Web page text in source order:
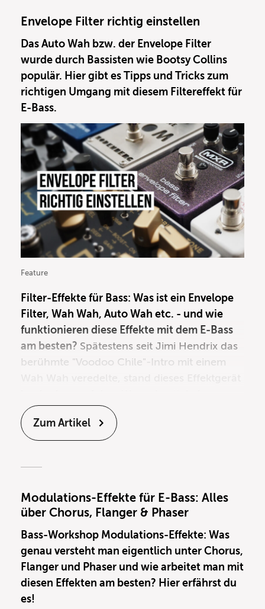
besitzen, aber oftmals gar nicht so genau
wissen, wie diese arbeiten und wie man sie
sinnvoll einstellen kann. Viel Potenzial, für
das man eine Menge Geld bezahlt hat, bleibt
auf diese Weise leider auf der Strecke!
Warum sich dennoch der eine oder andere
Euro für ein Bass-Kompressor-Pedal lohnt
und wie man dieses richtig einstellen kann,
möchte ich euch daher heute näherbringen.
Envelope Filter richtig einstellen
Feature
Das Auto Wah bzw. der Envelope Filter
wurde durch Bassisten wie Bootsy Collins
populär. Hier gibt es Tipps und Tricks zum
richtigen Umgang mit diesem Filtereffekt für
E-Bass.
Filter-Effekte für Bass: Was ist ein Envelope
Filter, Wah Wah, Auto Wah etc. - und wie
funktionieren diese Effekte mit dem E-Bass
am besten? Spätestens seit Jimi Hendrix das
berühmte "Voodoo Chile"-Intro mit einem
jeden Gitarristen. Aber auch in der Bassszene
war man fasziniert von diesem speziellen
"Quäken". Der große Durchbruch im
Wah) eine Version gab, die nicht mehr mit
dem Fuß, sondern automatisch durch die
Dynamik des Spielers gesteuert wurde ‑ das
sogenannte Auto Wah, auch Envelope Filter
genannt. Dieser Sound wurde unter
anderem durchFunklegende Bootsy Collins
sehr populär und ist bis heute einer der
beliebtesten Effekte für E-Bass. Er findet aber
Zum Artikel
Modulations-Effekte für E-Bass: Alles
über Chorus, Flanger & Phaser
Bass-Workshop Modulations-Effekte: Was
genau versteht man eigentlich unter Chorus,
Flanger und Phaser und wie arbeitet man mit
diesen Effekten am besten? Hier erfährst du
es!